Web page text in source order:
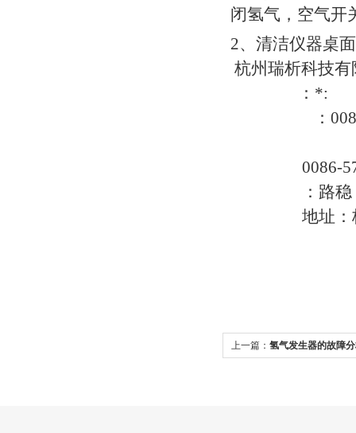
闭氢气，空气开
2、清洁仪器桌
杭州瑞析科技有
：*:
：
0086-
：路稳
地址：杭
上一篇： 氢气发生器的故障